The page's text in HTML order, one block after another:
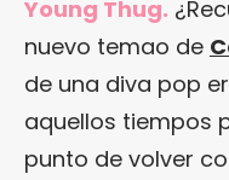
Young Thug.
nuevo temao de
de una diva pop
aquellos tiempos
punto de volver